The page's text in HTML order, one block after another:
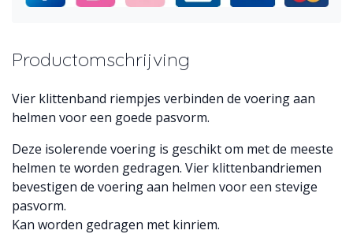
Productomschrijving
Vier klittenband riempjes verbinden de voering aan
helmen voor een goede pasvorm.
Deze isolerende voering is geschikt om met de meeste
helmen te worden gedragen. Vier klittenbandriemen
bevestigen de voering aan helmen voor een stevige
pasvorm.
Kan worden gedragen met kinriem.